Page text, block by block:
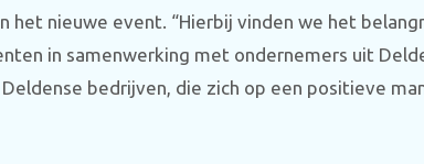
nieuwe event. “Hierbij vinden we het
in samenwerking met ondernemers uit
bedrijven, die zich op een positieve